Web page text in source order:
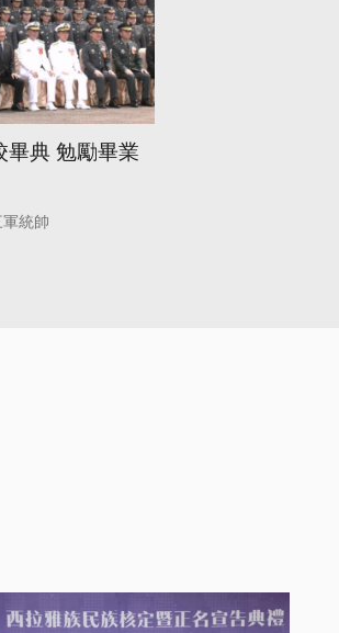
畢典 勉勵畢業
軍統帥